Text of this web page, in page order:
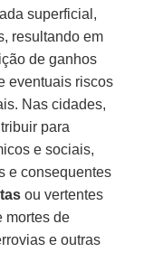
superficial,
resultando em
de ganhos
eventuais riscos
Nas cidades,
para
e sociais,
e consequentes
ou vertentes
mortes de
e outras